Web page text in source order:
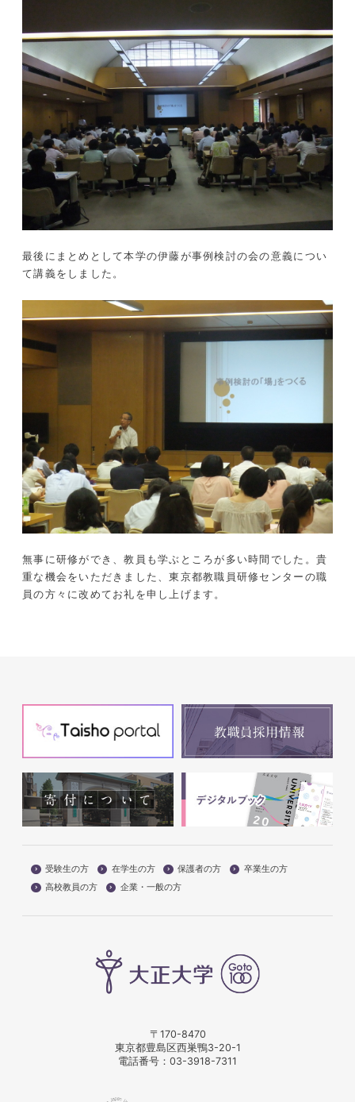
最後にまとめとして本学の伊藤が事例検討の会の意義につい
て講義をしました。
無事に研修ができ、教員も学ぶところが多い時間でした。貴
重な機会をいただきました、東京都教職員研修センターの職
員の方々に改めてお礼を申し上げます。
受験生の方 在学生の方 保護者の方
卒業生の方
高校教員の方
企業・一般の方
〒170-8470
東京都豊島区西巣鴨3-20-1
電話番号： 03-3918-7311